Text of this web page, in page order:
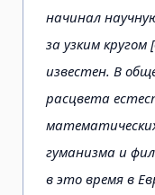
начинал
за узким
известен. В
расцвета
гуманизма и
в это время в